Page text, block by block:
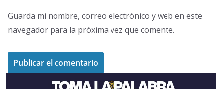
Guarda mi nombre, correo electrónico y web en este
navegador para la próxima vez que comente.